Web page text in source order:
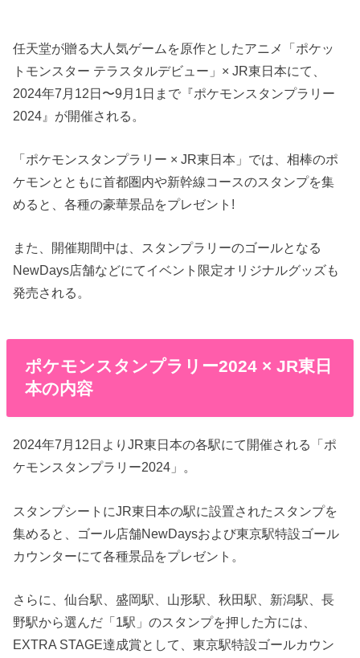
任天堂が贈る大人気ゲームを原作としたアニメ「ポケッ
トモンスター テラスタルデビュー」× JR東日本にて、
2024年7月12日〜9月1日まで『ポケモンスタンプラリー
2024』が開催される。
「ポケモンスタンプラリー × JR東日本」では、相棒のポ
ケモンとともに首都圏内や新幹線コースのスタンプを集
めると、各種の豪華景品をプレゼント!
また、開催期間中は、スタンプラリーのゴールとなる
NewDays店舗などにてイベント限定オリジナルグッズも
発売される。
ポケモンスタンプラリー2024 × JR東日
本の内容
2024年7月12日よりJR東日本の各駅にて開催される「ポ
ケモンスタンプラリー2024」。
スタンプシートにJR東日本の駅に設置されたスタンプを
集めると、ゴール店舗NewDaysおよび東京駅特設ゴール
カウンターにて各種景品をプレゼント。
さらに、仙台駅、盛岡駅、山形駅、秋田駅、新潟駅、長
野駅から選んだ「1駅」のスタンプを押した方には、
EXTRA STAGE達成賞として、東京駅特設ゴールカウン